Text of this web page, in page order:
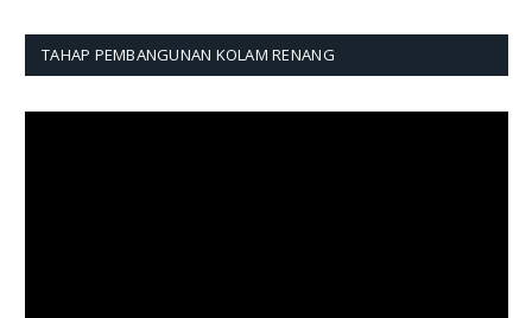
TAHAP PEMBANGUNAN KOLAM RENANG